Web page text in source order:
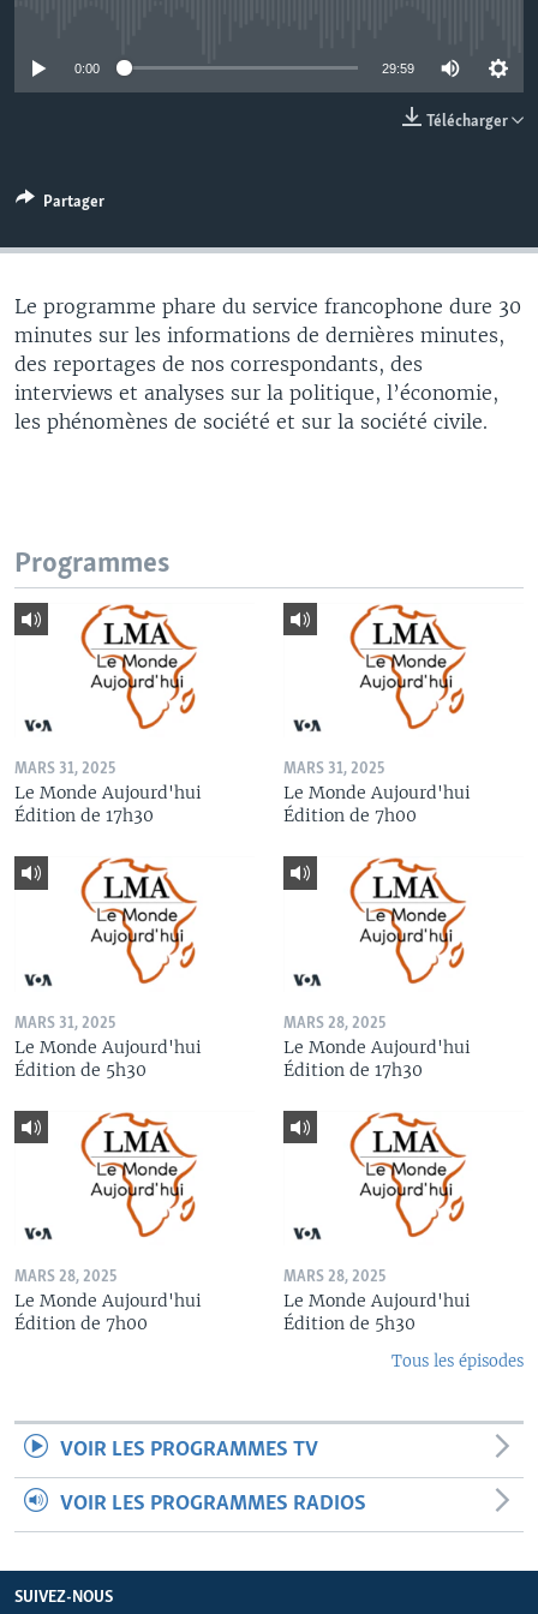
0:00 29:59
Télécharger
Partager
Le programme phare du service francophone dure 30
minutes sur les informations de dernières minutes,
des reportages de nos correspondants, des
interviews et analyses sur la politique, l’économie,
les phénomènes de société et sur la société civile.
Programmes
MARS 31, 2025
Le Monde Aujourd'hui
Édition de 17h30
MARS 31, 2025
Le Monde Aujourd'hui
Édition de 7h00
MARS 31, 2025
Le Monde Aujourd'hui
Édition de 5h30
MARS 28, 2025
Le Monde Aujourd'hui
Édition de 17h30
MARS 28, 2025
Le Monde Aujourd'hui
Édition de 7h00
MARS 28, 2025
Le Monde Aujourd'hui
Édition de 5h30
Tous les épisodes
VOIR LES PROGRAMMES TV
VOIR LES PROGRAMMES RADIOS
SUIVEZ-NOUS